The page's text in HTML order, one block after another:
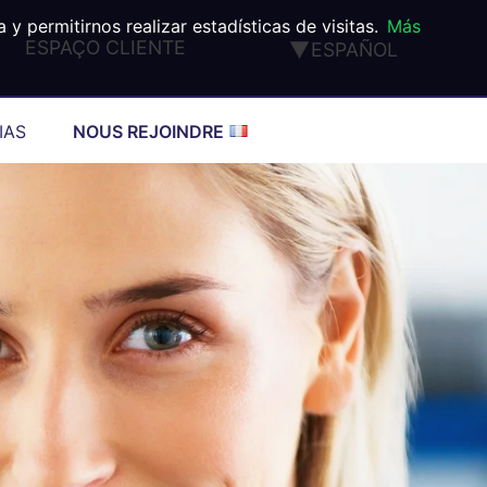
ESPAÇO CLIENTE
ESPAÑOL
DEUTSCH
ITALIANO
PORTUGUÊS
TÜRK
®
NOUS REJOINDRE
permitirnos realizar estadísticas de visitas. Más